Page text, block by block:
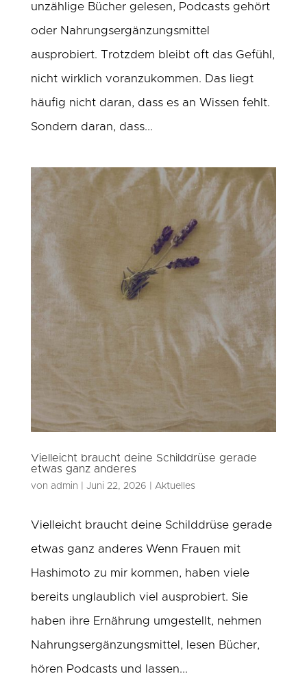
unzählige Bücher gelesen, Podcasts gehört
oder Nahrungsergänzungsmittel
ausprobiert. Trotzdem bleibt oft das Gefühl,
nicht wirklich voranzukommen. Das liegt
häufig nicht daran, dass es an Wissen fehlt.
Sondern daran, dass...
Vielleicht braucht deine Schilddrüse gerade
etwas ganz anderes
von admin Juni 22, 2026 Aktuelles
Vielleicht braucht deine Schilddrüse gerade
etwas ganz anderes Wenn Frauen mit
Hashimoto zu mir kommen, haben viele
bereits unglaublich viel ausprobiert. Sie
haben ihre Ernährung umgestellt, nehmen
Nahrungsergänzungsmittel, lesen Bücher,
hören Podcasts und lassen...